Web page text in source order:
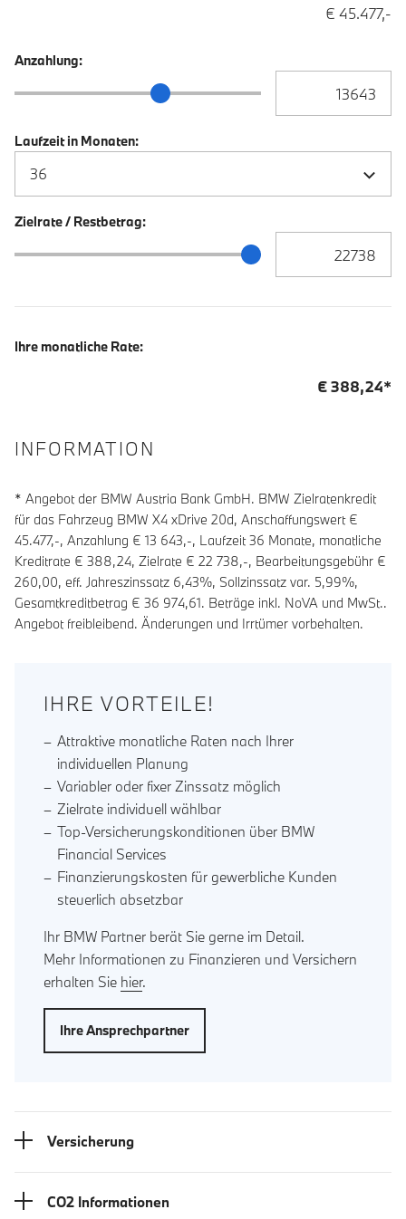
€ 45.477,-
Anzahlung:
Anzahlung Schieberegler
Laufzeit in Monaten:
Zielrate / Restbetrag:
Zielrate / Restbetrag Schieberegler
Ihre monatliche Rate:
€388,24*
INFORMATION
* Angebot der BMW Austria Bank GmbH. BMW Zielratenkredit
für das Fahrzeug BMW X4 xDrive 20d, Anschaffungswert €
45.477,-, Anzahlung € 13 643,-, Laufzeit36 Monate, monatliche
Kreditrate € 388,24, Zielrate € 22 738,-, Bearbeitungsgebühr €
260,00, eff. Jahreszinssatz 6,43%, Sollzinssatz var. 5,99%,
Gesamtkreditbetrag € 36 974,61. Beträge inkl. NoVA und MwSt..
Angebot freibleibend. Änderungen und Irrtümer vorbehalten.
IHRE VORTEILE!
Attraktive monatliche Raten nach Ihrer
individuellen Planung
Variabler oder fixer Zinssatz möglich
Zielrate individuell wählbar
Top-Versicherungskonditionen über BMW
Financial Services
Finanzierungskosten für gewerbliche Kunden
steuerlich absetzbar
Ihr BMW Partner berät Sie gerne im Detail.
Mehr Informationen zu Finanzieren und Versichern
erhalten Sie hier.
Ihre Ansprechpartner
Versicherung
CO2 Informationen